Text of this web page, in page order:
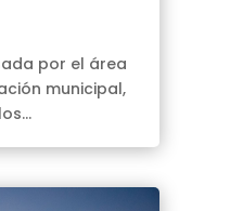
por el área
municipal,